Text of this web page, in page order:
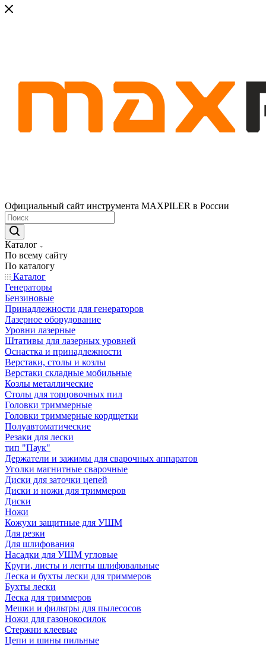
Официальный сайт инструмента MAXPILER в России
Каталог
По всему сайту
По каталогу
Каталог
Генераторы
Бензиновые
Принадлежности для генераторов
Лазерное оборудование
Уровни лазерные
Штативы для лазерных уровней
Оснастка и принадлежности
Верстаки, столы и козлы
Верстаки складные мобильные
Козлы металлические
Столы для торцовочных пил
Головки триммерные
Головки триммерные кордщетки
Полуавтоматические
Резаки для лески
тип "Паук"
Держатели и зажимы для сварочных аппаратов
Уголки магнитные сварочные
Диски для заточки цепей
Диски и ножи для триммеров
Диски
Ножи
Кожухи защитные для УШМ
Для резки
Для шлифования
Насадки для УШМ угловые
Круги, листы и ленты шлифовальные
Леска и бухты лески для триммеров
Бухты лески
Леска для триммеров
Мешки и фильтры для пылесосов
Ножи для газонокосилок
Стержни клеевые
Цепи и шины пильные